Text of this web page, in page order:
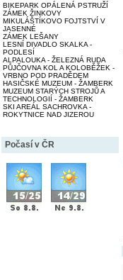
BIKEPARK OPÁLENÁ PSTRUŽÍ
ZÁMEK ŽINKOVY
MIKULÁŠTÍKOVO FOJTSTVÍ V
JASENNÉ
ZÁMEK LEŠANY
LESNÍ DIVADLO SKALKA -
PODLESÍ
ALPALOUKA - ŽELEZNÁ RUDA
PŮJČOVNA KOL A KOLOBĚŽEK -
VRBNO POD PRADĚDEM
HASIČSKÉ MUZEUM - ŽAMBERK
MUZEUM STARÝCH STROJŮ A
TECHNOLOGIÍ - ŽAMBERK
SKI AREÁL SACHROVKA -
ROKYTNICE NAD JIZEROU
Počasí v ČR